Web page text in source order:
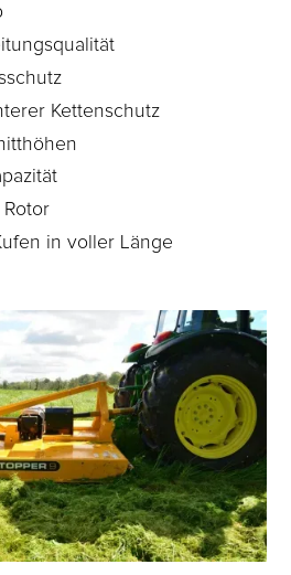
Kettenschutz
in voller Länge